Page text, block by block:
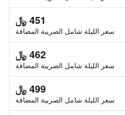
451 ﷼
سعر الليلة شامل الصريبة المضافة
462 ﷼
سعر الليلة شامل الصريبة المضافة
499 ﷼
سعر الليلة شامل الصريبة المضافة